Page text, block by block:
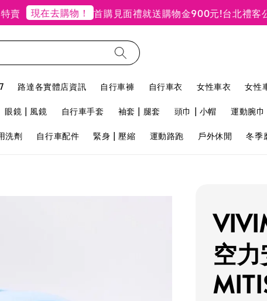
現在去購物！ 首購見面禮就送購物金900元!台北禮客公館店
路達各實體店資訊 自行車褲 自行車衣 女性車衣 女性
眼鏡 | 風鏡 自行車手套 袖套 | 腿套 頭巾 | 小帽 運動腕巾
洗劑 自行車配件 緊身 | 壓縮 運動路跑 戶外休閒 冬季
空